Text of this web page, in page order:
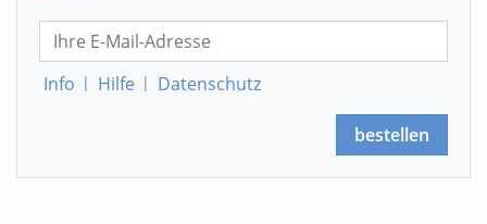
Info | Hilfe | Datenschutz
bestellen